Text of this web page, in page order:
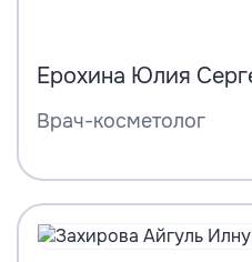
Ерохина Юлия
Врач-косметолог